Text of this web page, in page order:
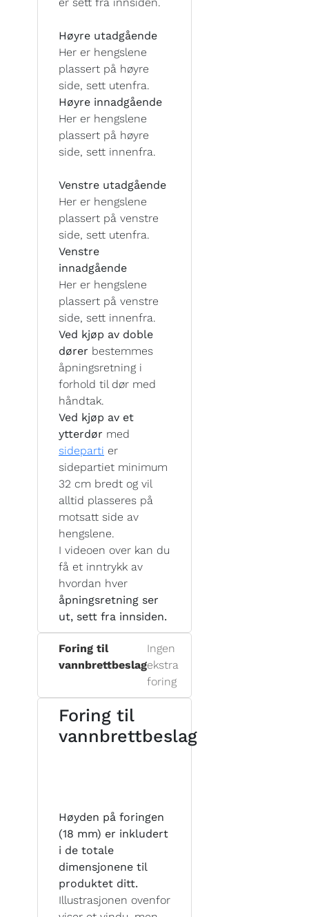
Høyre utadgående
Her er hengslene
plassert på høyre
side, sett utenfra.
Høyre innadgående
Her er hengslene
plassert på høyre
side, sett innenfra.
Venstre utadgående
Her er hengslene
plassert på venstre
side, sett utenfra.
Venstre
innadgående
Her er hengslene
plassert på venstre
side, sett innenfra.
Ved kjøp av doble
dører bestemmes
åpningsretning i
forhold til dør med
håndtak.
Ved kjøp av et
ytterdør med
sideparti er
sidepartiet minimum
32 cm bredt og vil
alltid plasseres på
motsatt side av
hengslene.
I videoen over kan du
få et inntrykk av
hvordan hver
åpningsretning ser
ut, sett fra innsiden.
Foring til
vannbrettbeslag
Ingen
ekstra
foring
Foring til
vannbrettbeslag
Høyden på foringen
(18 mm) er inkludert
i de totale
dimensjonene til
produktet ditt.
Illustrasjonen ovenfor